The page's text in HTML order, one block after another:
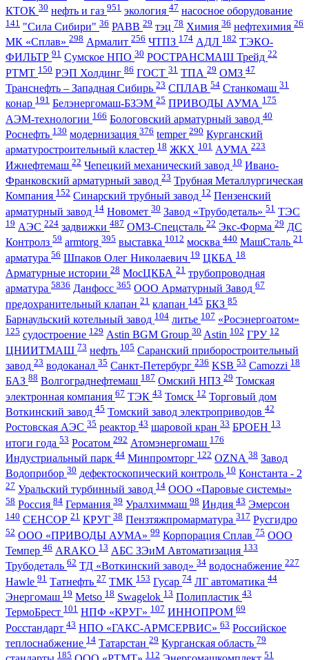
КТОК 30 нефть и газ 951 экология 47 насосное оборудование
141 "Сила Сибири" 36 РАВВ 29 тэц 78 Химия 36 нефтехимия 26
МК «Сплав» 298 Армалит 256 ЧТПЗ 174 АДЛ 182 ТЭКО-
ФИЛЬТР 91 Сумское НПО 30 РОСТРАНСМАШ Трейд 22
РТМТ 150 РЭП Холдинг 86 ГОСТ 31 ТПА 29 ОМЗ 47
Транснефть – Западная Сибирь 23 СПЛАВ 54 Станкомаш 31
конар 191 Белэнергомаш-БЗЭМ 25 ПРИВОДЫ АУМА 175
АЭМ-технологии 166 Бологовский арматурный завод 40
Роснефть 130 модернизация 376 temper 290 Курганский
арматуростроительный кластер 18 ЖКХ 101 АУМА 223
Ижнефтемаш 22 Чепецкий механический завод 10 Ивано-
Франковский арматурный завод 23 Трубная Металлургическая
Компания 152 Синарский трубный завод 12 Пензенский
арматурный завод 14 Новомет 30 Завод «Трубодеталь» 51 ТЭС
19 АЭС 224 задвижки 487 ОМЗ-Спецсталь 22 Экс-Форма 29 ДС
Контролз 59 armtorg 395 выставка 1012 москва 440 МашСталь 21
арматура 56 Шпаков Олег Николаевич 19 ЦКБА 18
Арматурные истории 28 МосЦКБА 21 трубопроводная
арматура 5836 Данфосс 365 ООО Арматурный Завод 67
предохранительный клапан 21 клапан 145 БКЗ 85
Барнаульский котельный завод 104 литье 107 «Росэнергоатом»
125 судостроение 129 Astin BGM Group 30 Astin 102 ГРУ 12
ЦНИИТМАШ 73 нефть 105 Саранский приборостроительный
завод 23 водоканал 35 Санкт-Петербург 236 KSB 53 Camozzi 18
БАЗ 88 Волгограднефтемаш 187 Омский НПЗ 29 Томская
электронная компания 67 ТЭК 43 Томск 12 Торговый дом
Воткинский завод 45 Томский завод электроприводов 42
Ростовская АЭС 35 реактор 43 шаровой кран 33 БРОЕН 13
итоги года 53 Росатом 292 Атомэнергомаш 176
Индустриальный парк 44 Минпромторг 122 OZNA 38 Завод
Водоприбор 30 дефектоскопический контроль 10 Константа - 2
27 Уральский турбинный завод 14 ООО «Паровые системы»
58 Россия 84 Германия 39 Уралхиммаш 98 Индия 43 Эмерсон
140 СЕНСОР 21 КРУГ 38 Пензтяжпромарматура 317 Русгидро
52 ООО «ПРИВОДЫ АУМА» 99 Корпорация Сплав 75 ООО
Темпер 46 ARAKO 13 АБС ЗЭиМ Автоматизация 133
Трубодеталь 62 ТД «Воткинский завод» 34 водоснабжение 227
Hawle 91 Татнефть 27 ТМК 153 Гусар 74 ЛГ автоматика 44
Энергомаш 19 Metso 18 Swagelok 13 Полипластик 43
ТермоБрест 101 НПФ «КРУГ» 107 ИННОПРОМ 69
Росстандарт 43 НПО «ГАКС-АРМСЕРВИС» 63 Российское
теплоснабжение 14 Татарстан 29 Курганская область 79
185 112 51